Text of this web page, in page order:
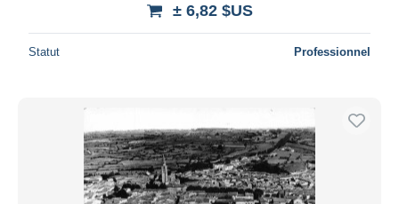
± 6,82 $US
Statut Professionnel